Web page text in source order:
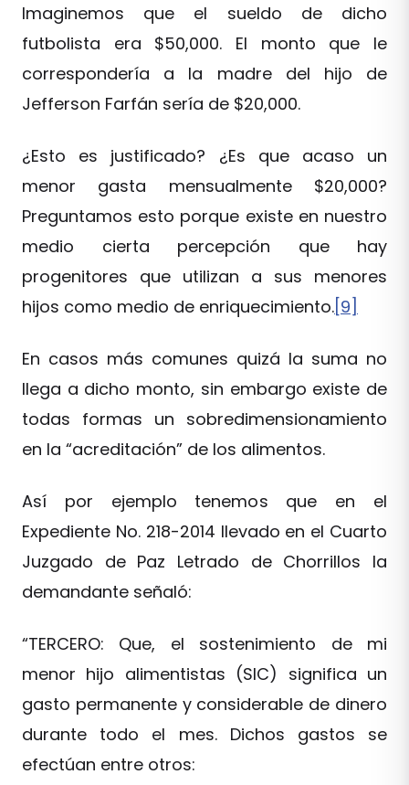
Imaginemos que el sueldo de dicho
futbolista era $50,000. El monto que le
correspondería a la madre del hijo de
Jefferson Farfán sería de $20,000.
¿Esto es justificado? ¿Es que acaso un
menor gasta mensualmente $20,000?
Preguntamos esto porque existe en nuestro
medio cierta percepción que hay
progenitores que utilizan a sus menores
hijos como medio de enriquecimiento.[9]
En casos más comunes quizá la suma no
llega a dicho monto, sin embargo existe de
todas formas un sobredimensionamiento
en la “acreditación” de los alimentos.
Así por ejemplo tenemos que en el
Expediente No. 218-2014 llevado en el Cuarto
Juzgado de Paz Letrado de Chorrillos la
demandante señaló:
“TERCERO: Que, el sostenimiento de mi
menor hijo alimentistas (SIC) significa un
gasto permanente y considerable de dinero
durante todo el mes. Dichos gastos se
efectúan entre otros: